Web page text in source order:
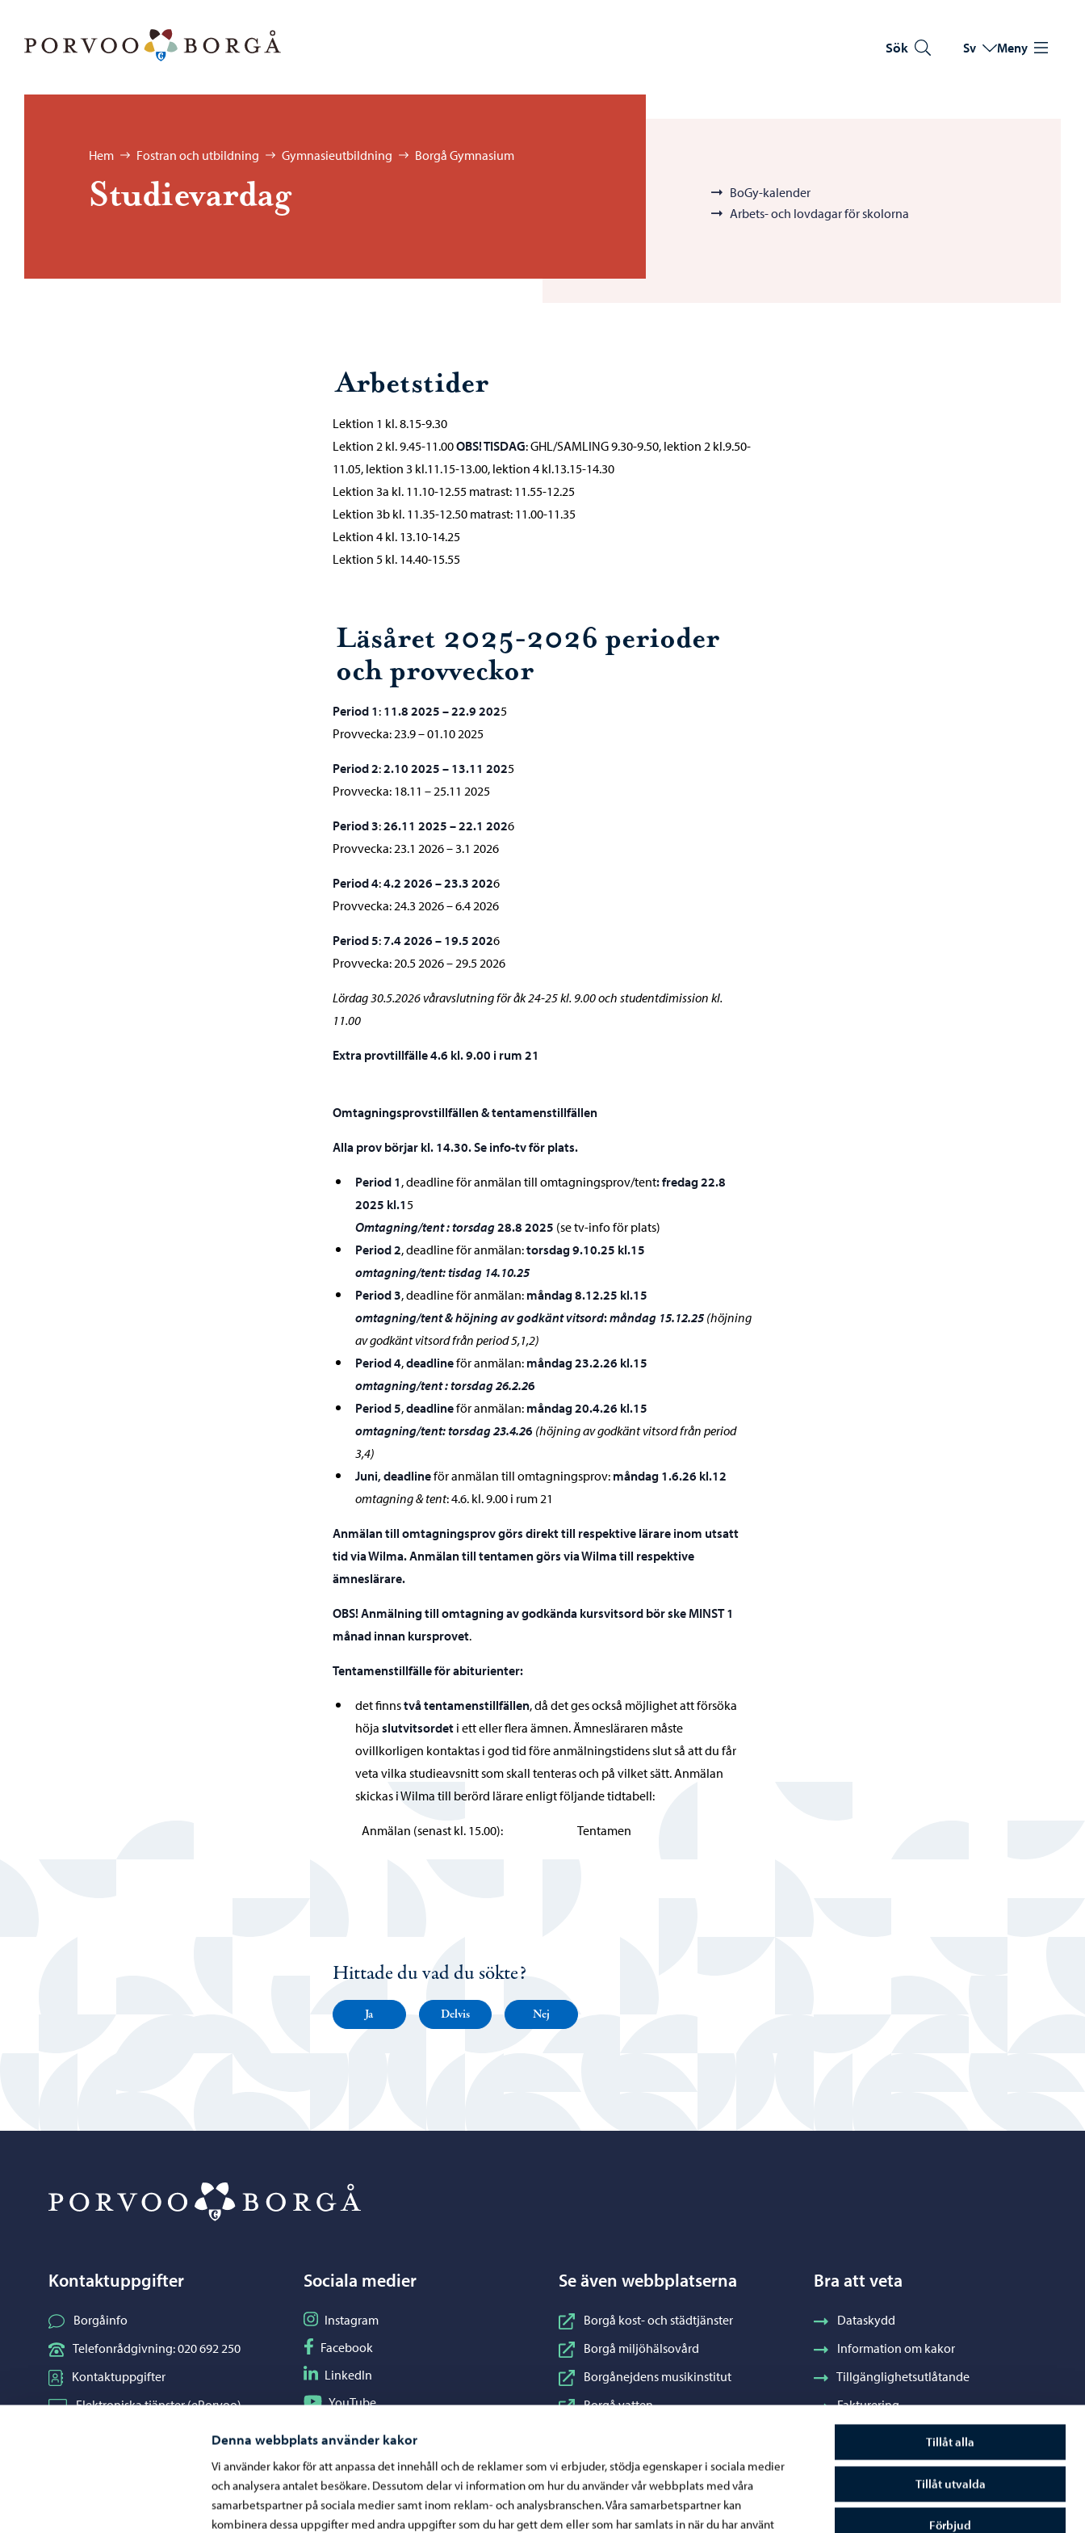
Denna webbplats använder kakor
Vi använder kakor för att anpassa det innehåll och de reklamer som vi erbjuder, stödja egenskaper i sociala medier
och analysera antalet besökare. Dessutom delar vi information om hur du använder vår webbplats med våra
samarbetspartner på sociala medier samt inom reklam- och analysbranschen. Våra samarbetspartner kan
kombinera dessa uppgifter med andra uppgifter som du har gett dem eller som har samlats in när du har använt
Tillåt alla
Tillåt utvalda
Förbjud
Sök Byt språk
Nuvarande språk:
Sv Meny
Bläddra:
Hem Fostran och utbildning Gymnasieutbildning Borgå Gymnasium
Studievardag
BoGy-kalender
Arbets- och lovdagar för skolorna
Arbetstider
Lektion 1 kl. 8.15-9.30
Lektion 2 kl. 9.45-11.00OBS! TISDAG: GHL/SAMLING 9.30-9.50, lektion 2 kl.9.50-
11.05, lektion 3 kl.11.15-13.00, lektion 4 kl.13.15-14.30
Lektion 3a kl. 11.10-12.55 matrast: 11.55-12.25
Lektion 3b kl. 11.35-12.50 matrast: 11.00-11.35
Lektion 4 kl. 13.10-14.25
Lektion 5 kl. 14.40-15.55
Läsåret 2025-2026 perioder
och provveckor
Period 1 : 11.8 2025 – 22.9 2025
Provvecka: 23.9 – 01.10 2025
Period 2:2.10 2025 – 13.11 2025
Provvecka: 18.11 – 25.11 2025
Period 3:26.11 2025 – 22.1 2026
Provvecka: 23.1 2026 – 3.1 2026
Period 4:4.2 2026 – 23.3 2026
Provvecka: 24.3 2026 – 6.4 2026
Period 5:7.4 2026 – 19.5 2026
Provvecka: 20.5 2026 – 29.5 2026
Lördag 30.5.2026 våravslutning för åk 24-25 kl. 9.00 och studentdimission kl.
11.00
Extra provtillfälle 4.6 kl. 9.00 i rum 21
Omtagningsprovstillfällen & tentamenstillfällen
Alla prov börjar kl. 14.30. Se info-tv för plats.
Period 1 , deadline för anmälan till omtagningsprov/tent: fredag 22.8
2025 kl.15
Omtagning/tent : torsdag28.8 2025 (se tv-info för plats)
Period 2, deadline för anmälan:torsdag 9.10.25 kl.15
omtagning/tent: tisdag 14.10.25
Period 3, deadline för anmälan: måndag 8.12.25 kl.15
omtagning/tent & höjning av godkänt vitsord:måndag 15.12.25(höjning
av godkänt vitsord från period 5,1,2)
Period 4,deadlineför anmälan: måndag 23.2.26 kl.15
omtagning/tent : torsdag 26.2.26
Period 5,deadlineför anmälan: måndag 20.4.26 kl.15
omtagning/tent: torsdag 23.4.26 (höjning av godkänt vitsord från period
3,4)
Juni, deadlineför anmälan till omtagningsprov: måndag 1.6.26 kl.12
omtagning & tent: 4.6. kl. 9.00 i rum 21
Anmälan till omtagningsprov görs direkt till respektive lärare inom utsatt
tid via Wilma. Anmälan till tentamen görs via Wilma till respektive
ämneslärare.
OBS! Anmälning till omtagning av godkända kursvitsord bör ske MINST 1
månad innan kursprovet.
Tentamenstillfälle för abiturienter:
det finnstvå tentamenstillfällen, då det ges också möjlighet att försöka
höja slutvitsordet i ett eller flera ämnen. Ämnesläraren måste
ovillkorligen kontaktas i god tid före anmälningstidens slut så att du får
veta vilka studieavsnitt som skall tenteras och på vilket sätt. Anmälan
skickas i Wilma till berörd lärare enligt följande tidtabell:
Anmälan (senast kl. 15.00): Tentamen
Hittade du vad du sökte?
Ja Delvis Nej
Kontaktuppgifter
Borgåinfo
Telefonrådgivning: 020 692 250
Kontaktuppgifter
Elektroniska tjänster (ePorvoo)
Kartor och lägesinformation
Sociala medier
Följ på Instagram
Instagram
Följ på Facebook
Facebook
Följ på LinkedIn
LinkedIn
Följ på YouTube
YouTube
Se även webbplatserna
Borgå kost- och städtjänster
Borgå miljöhälsovård
Borgånejdens musikinstitut
Borgå vatten
Konstfabriken
Visit Porvoo
Östra Nylands välfärdsområde
Bra att veta
Dataskydd
Information om kakor
Tillgänglighetsutlåtande
Fakturering
Stadens visuella profil och vapen